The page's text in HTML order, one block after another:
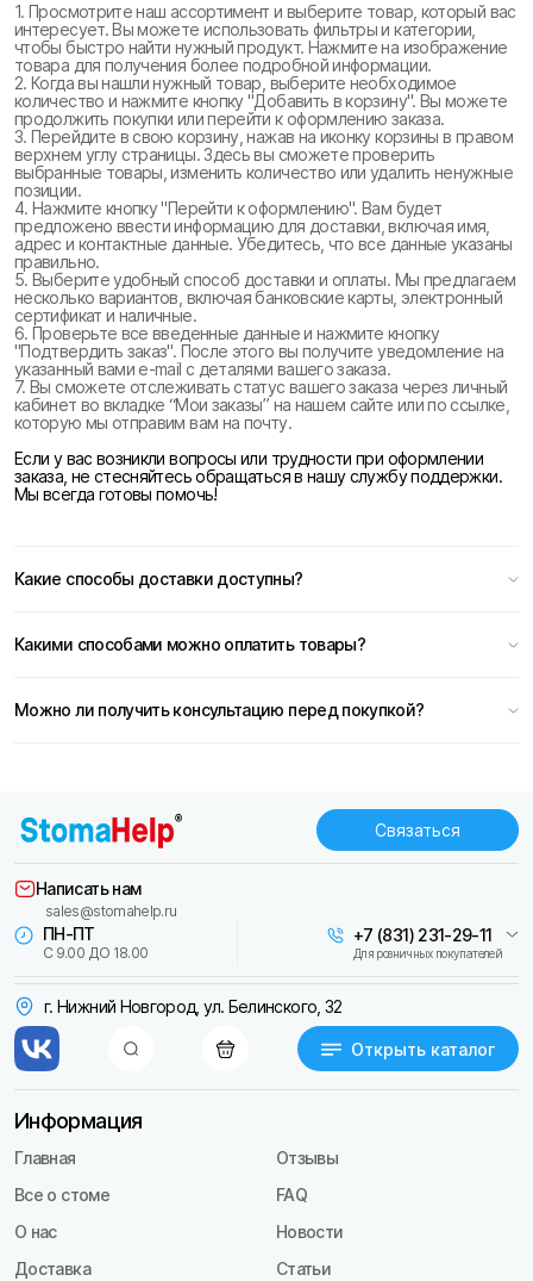
1. Просмотрите наш ассортимент и выберите товар, который вас
интересует. Вы можете использовать фильтры и категории,
чтобы быстро найти нужный продукт. Нажмите на изображение
товара для получения более подробной информации.
2. Когда вы нашли нужный товар, выберите необходимое
количество и нажмите кнопку "Добавить в корзину". Вы можете
продолжить покупки или перейти к оформлению заказа.
3. Перейдите в свою корзину, нажав на иконку корзины в правом
верхнем углу страницы. Здесь вы сможете проверить
выбранные товары, изменить количество или удалить ненужные
позиции.
4. Нажмите кнопку "Перейти к оформлению". Вам будет
предложено ввести информацию для доставки, включая имя,
адрес и контактные данные. Убедитесь, что все данные указаны
правильно.
5. Выберите удобный способ доставки и оплаты. Мы предлагаем
несколько вариантов, включая банковские карты, электронный
сертификат и наличные.
6. Проверьте все введенные данные и нажмите кнопку
"Подтвердить заказ". После этого вы получите уведомление на
указанный вами e-mail с деталями вашего заказа.
7. Вы сможете отслеживать статус вашего заказа через личный
кабинет во вкладке “Мои заказы” на нашем сайте или по ссылке,
которую мы отправим вам на почту.
Если у вас возникли вопросы или трудности при оформлении
заказа, не стесняйтесь обращаться в нашу службу поддержки.
Мы всегда готовы помочь!
Какие способы доставки доступны?
Какими способами можно оплатить товары?
Можно ли получить консультацию перед покупкой?
Связаться
г. Нижний Новгород, ул. Белинского, 32
Открыть каталог
ПН-ПТ
С 9.00 ДО 18.00
+7 (831) 231-29-11
Для розничных покупателей
Написать нам
sales@stomahelp.ru
Информация
Главная
Все о стоме
О нас
Доставка
Отзывы
FAQ
Новости
Статьи